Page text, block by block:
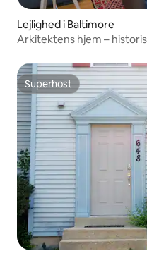
Lejlighed i Baltimore
Arkitektens hjem –
Superhost
Superhost